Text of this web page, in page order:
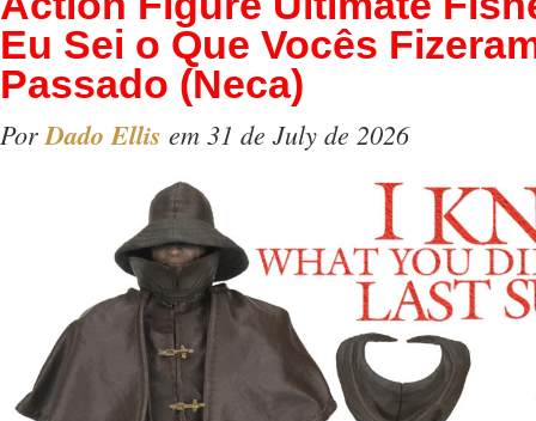
Eu Sei o Que Vocês
Passado (Neca)
PorDado Ellis em 31 de July de 2026